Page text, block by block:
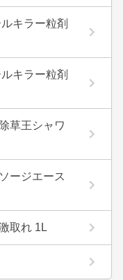
キラー粒剤
キラー粒剤
草王シャワ
ージエース
取れ 1L